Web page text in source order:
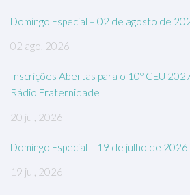
Domingo Especial – 02 de agosto de
02 ago, 2026
Inscrições Abertas para o 10º CEU
Rádio Fraternidade
20 jul, 2026
Domingo Especial – 19 de julho de 2026
19 jul, 2026